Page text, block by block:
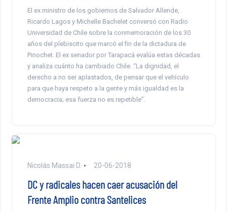
El ex ministro de los gobiernos de Salvador Allende,
Ricardo Lagos y Michelle Bachelet conversó con Radio
Universidad de Chile sobre la conmemoración de los 30
años del plebiscito que marcó el fin de la dictadura de
Pinochet. El ex senador por Tarapacá evalúa estas décadas
y analiza cuánto ha cambiado Chile. “La dignidad, el
derecho a no ser aplastados, de pensar que el vehículo
para que haya respeto a la gente y más igualdad es la
democracia; esa fuerza no es repetible”.
Nicolás Massai D. 20-06-2018
DC y radicales hacen caer acusación del
Frente Amplio contra Santelices